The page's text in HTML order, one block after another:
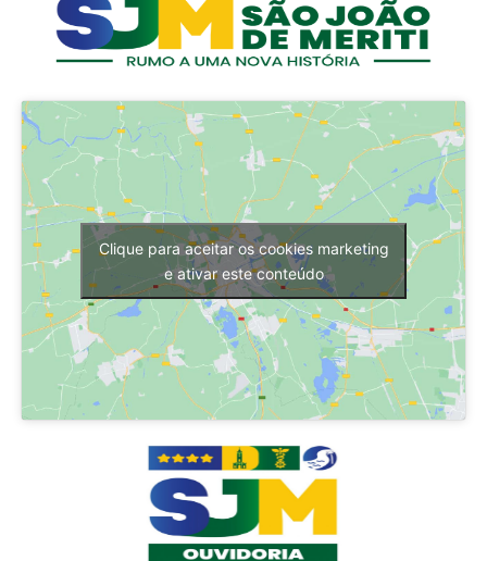
Clique para aceitar os cookies marketing
e ativar este conteúdo